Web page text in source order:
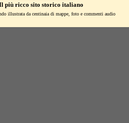
più ricco sito storico italiano
illustrata da centinaia di mappe, foto e commenti audio